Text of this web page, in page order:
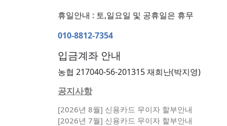
휴일안내 : 토,일요일 및 공휴일은 휴무
010-8812-7354
입금계좌 안내
농협 217040-56-201315 재희난(박지영)
공지사항
[2026년 8월] 신용카드 무이자 할부안내
[2026년 7월] 신용카드 무이자 할부안내